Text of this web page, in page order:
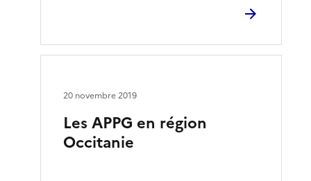
Les APPG en région
Occitanie
20 novembre 2019